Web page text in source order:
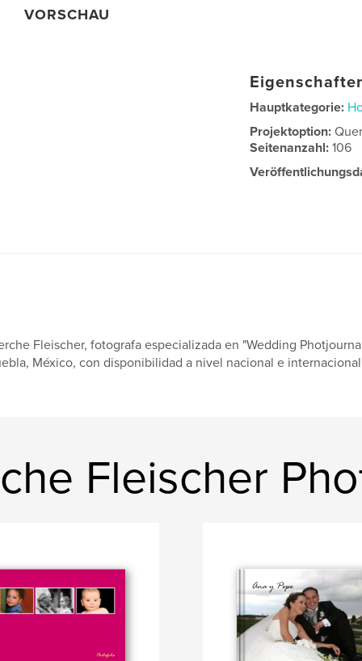
VORSCHAU
Hauptkategorie:
Projektoption:
Seitenanzahl:106
Fleischer, fotografa especializada en "Wedding
México, con disponibilidad a nivel nacional e
Fleischer